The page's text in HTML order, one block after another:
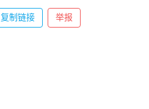
复制链接 举报